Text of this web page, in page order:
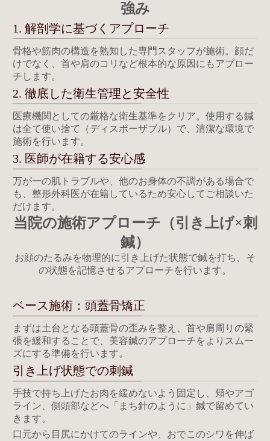
強み
1. 解剖学に基づくアプローチ
骨格や筋肉の構造を熟知した専門スタッフが施術。顔だ
けでなく、首や肩のコリなど根本的な原因にもアプロー
チします。
2. 徹底した衛生管理と安全性
医療機関としての厳格な衛生基準をクリア。使用する鍼
は全て使い捨て（ディスポーザブル）で、清潔な環境で
施術を行います。
3. 医師が在籍する安心感
万が一の肌トラブルや、他のお身体の不調がある場合で
も、整形外科医が在籍しているため安心してご相談いた
だけます。
当院の施術アプローチ（引き上げ×刺
鍼）
お顔のたるみを物理的に引き上げた状態で鍼を打ち、 そ
の状態を記憶させるアプローチを行います。
ベース施術：頭蓋骨矯正
まずは土台となる頭蓋骨の歪みを整え、首や肩周りの緊
張を緩和することで、美容鍼のアプローチをよりスムー
ズにする準備を行います。
引き上げ状態での刺鍼
手技で持ち上げたお肉を緩めないよう固定し、頬やアゴ
ライン、側頭部などへ「まち針のように」鍼で留めてい
きます。
口元から目尻にかけてのラインや、おでこのシワを伸ば